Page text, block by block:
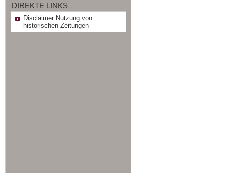
DIREKTE LINKS
Disclaimer Nutzung von
historischen Zeitungen